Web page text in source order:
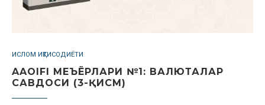
ИСЛОМ ИҚТИСОДИЁТИ
AAOIFI МЕЪЁРЛАРИ №1: ВАЛЮТАЛАР
САВДОСИ (3-ҚИСМ)